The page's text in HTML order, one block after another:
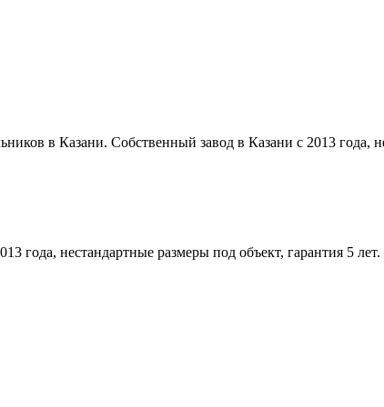
в Казани. Собственный завод в Казани с 2013 года,
года, нестандартные размеры под объект, гарантия 5 лет.